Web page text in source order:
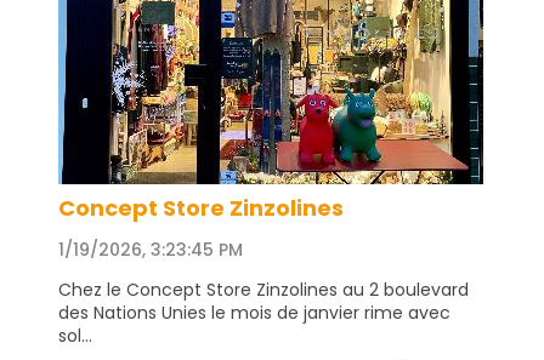
Concept Store Zinzolines
1/19/2026, 3:23:45 PM
Chez le Concept Store Zinzolines au 2 boulevard
des Nations Unies le mois de janvier rime avec
sol...